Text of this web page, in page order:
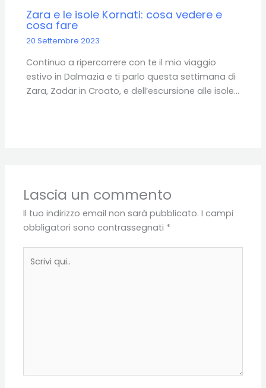
Zara e le isole Kornati: cosa vedere e
cosa fare
20 Settembre 2023
Continuo a ripercorrere con te il mio viaggio
estivo in Dalmazia e ti parlo questa settimana di
Zara, Zadar in Croato, e dell’escursione alle isole…
Lascia un commento
Il tuo indirizzo email non sarà pubblicato. I campi
obbligatori sono contrassegnati *
qui..